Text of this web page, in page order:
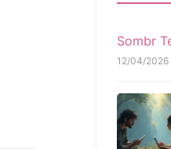
Sombr
12/04/2026